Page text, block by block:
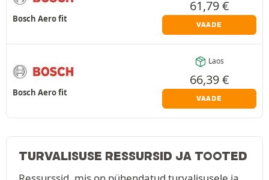
Bosch Aero fit
61,79€
VAADE
Bosch Aero fit
Laos
66,39€
VAADE
TURVALISUSE RESSURSID JA TOOTED